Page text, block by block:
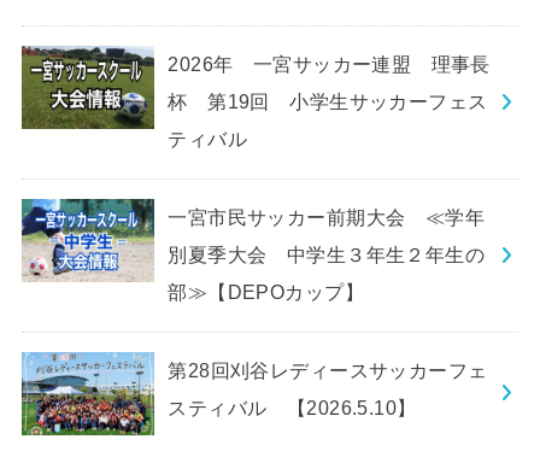
2026年 一宮サッカー連盟 理事長
杯 第19回 小学生サッカーフェス
ティバル
一宮市民サッカー前期大会 ≪学年
別夏季大会 中学生３年生２年生の
部≫【DEPOカップ】
第28回刈谷レディースサッカーフェ
スティバル 【2026.5.10】